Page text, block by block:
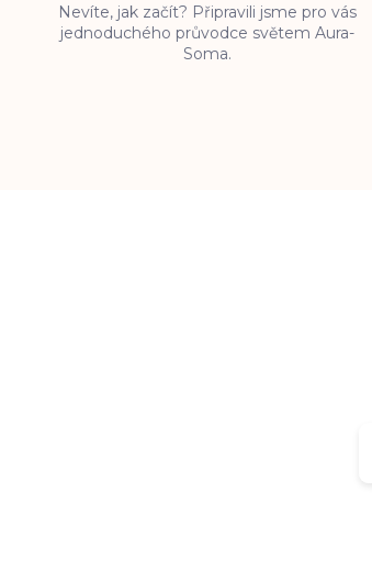
Nevíte, jak začít? Připravili jsme pro vás
jednoduchého průvodce světem Aura-
Soma.